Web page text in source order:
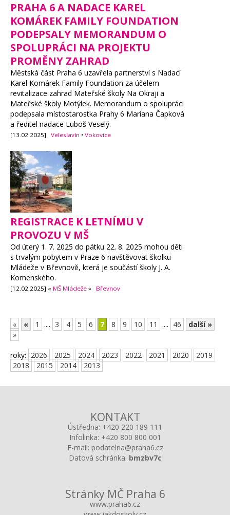
PRAHA 6 A NADACE KAREL
KOMÁREK FAMILY FOUNDATION
PODEPSALY MEMORANDUM O
SPOLUPRÁCI NA PROJEKTU
PROMĚNY ZAHRAD
Městská část Praha 6 uzavřela partnerství s Nadací
Karel Komárek Family Foundation za účelem
revitalizace zahrad Mateřské školy Na Okraji a
Mateřské školy Motýlek. Memorandum o spolupráci
podepsala místostarostka Prahy 6 Mariana Čapková
a ředitel nadace Luboš Veselý.
[13.02.2025] Veleslavín • Vokovice
REGISTRACE K LETNÍMU V
PROVOZU V MŠ
Od úterý 1. 7. 2025 do pátku 22. 8. 2025 mohou děti
s trvalým pobytem v Praze 6 navštěvovat školku
Mládeže v Břevnově, která je součástí školy J. A.
Komenského.
[12.02.2025] « MŠ Mládeže » Břevnov
« « 1 .... 3 4 5 6 7 8 9 10 11 .... 46
další »
»
roky: 2026 2025 2024 2023 2022 2021 2020
2019
2018
2015 2014 2013
KONTAKT
Ústředna: +420 220 189 111
Infolinka: +420 800 800 001
E-mail: podatelna@praha6.cz
Datová schránka: bmzbv7c
Stránky MČ Praha 6
www.praha6.cz